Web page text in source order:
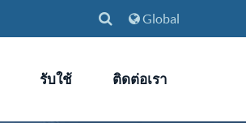
Global
รับใช้ ติดต่อเรา